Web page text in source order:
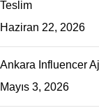
Teslim
Haziran 22, 2026
Ankara Influencer
Mayıs 3, 2026